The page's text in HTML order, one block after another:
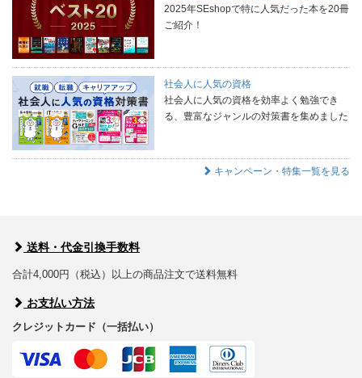
2025年SEshopで特に人気だった本を20冊
ご紹介！
社会人に人気の資格
社会人に人気の資格を効率よく勉強でき
る、豊富なジャンルの対策書を集めました
キャンペーン・特集一覧を見る
送料・代金引換手数料
合計4,000円（税込）以上の商品注文で送料無料
お支払い方法
クレジットカード（一括払い）